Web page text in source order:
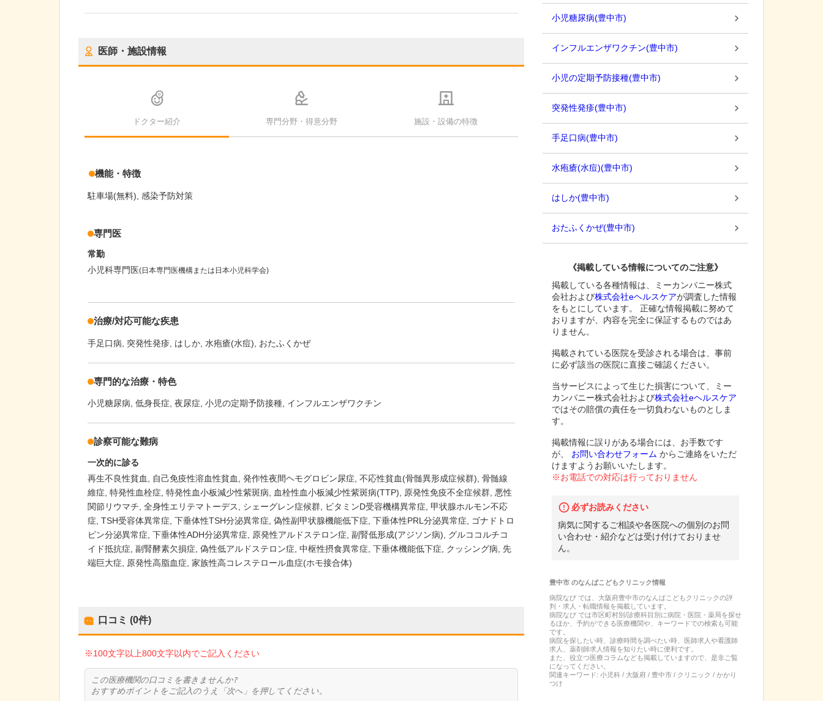
医師・施設情報
ドクター紹介 専門分野・得意分野 施設・設備の特徴
機能・特徴
駐車場(無料) 感染予防対策
専門医
常勤
小児科専門医(日本専門医機構または日本小児科学会)
治療/対応可能な疾患
手足口病 突発性発疹 はしか 水疱瘡(水痘) おたふくかぜ
専門的な治療・特色
小児糖尿病 低身長症 夜尿症 小児の定期予防接種 インフルエンザワクチン
診察可能な難病
一次的に診る
再生不良性貧血
自己免疫性溶血性貧血 発作性夜間ヘモグロビン尿症 不応性貧血(骨髄異形成症候群) 骨髄線
維症 特発性血栓症 特発性血小板減少性紫斑病 血栓性血小板減少性紫斑病(TTP) 原発性免疫不全症候群 悪性
関節リウマチ 全身性エリテマトーデス シェーグレン症候群 ビタミンD受容機構異常症
甲状腺ホルモン不応
症 TSH受容体異常症 下垂体性TSH分泌異常症 偽性副甲状腺機能低下症 下垂体性PRL分泌異常症
ゴナドトロ
ピン分泌異常症 下垂体性ADH分泌異常症 原発性アルドステロン症 副腎低形成(アジソン病)
グルココルチコ
イド抵抗症 副腎酵素欠損症 偽性低アルドステロン症 中枢性摂食異常症 下垂体機能低下症 クッシング病 先
端巨大症
原発性高脂血症 家族性高コレステロール血症(ホモ接合体)
口コミ (0件)
※100文字以上800文字以内でご記入ください
小児糖尿病(豊中市)
インフルエンザワクチン(豊中市)
小児の定期予防接種(豊中市)
突発性発疹(豊中市)
手足口病(豊中市)
水疱瘡(水痘)(豊中市)
はしか(豊中市)
おたふくかぜ(豊中市)
《掲載している情報についてのご注意》
掲載している各種情報は、ミーカンパニー株式
会社および株式会社eヘルスケアが調査した情報
をもとにしています。 正確な情報掲載に努めて
おりますが、内容を完全に保証するものではあ
りません。
掲載されている医院を受診される場合は、事前
に必ず該当の医院に直接ご確認ください。
当サービスによって生じた損害について、ミー
カンパニー株式会社および株式会社eヘルスケア
ではその賠償の責任を一切負わないものとしま
す。
掲載情報に誤りがある場合には、お手数です
が、
お問い合わせフォーム からご連絡をいただ
けますようお願いいたします。
※お電話での対応は行っておりません
必ずお読みください
病気に関するご相談や各医院への個別のお問
い合わせ・紹介などは受け付けておりませ
ん。
豊中市のなんばこどもクリニック情報
病院なび では、 大阪府豊中市のなんばこどもクリニックの評
判・求人・転職情報を掲載しています。
病院なび では市区町村別/診療科目別に病院・医院・薬局を探せ
るほか、予約ができる医療機関や、キーワードでの検索も可能
です。
病院を探したい時、診療時間を調べたい時、医師求人や看護師
求人、薬剤師求人情報を知りたい時に便利です。
また、役立つ医療コラムなども掲載していますので、是非ご覧
になってください。
関連キーワード: 小児科 / 大阪府 / 豊中市 / クリニック / かかり
つけ